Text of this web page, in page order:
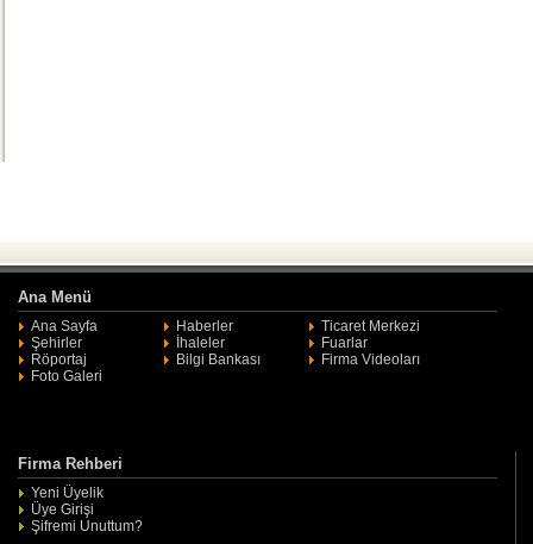
Ana Menü
Ana Sayfa Haberler
Ticaret Merkezi
Şehirler
İhaleler
Fuarlar
Röportaj
Bilgi Bankası
Firma Videoları
Foto Galeri
Firma Rehberi
Yeni Üyelik
Üye Girişi
Şifremi Unuttum?